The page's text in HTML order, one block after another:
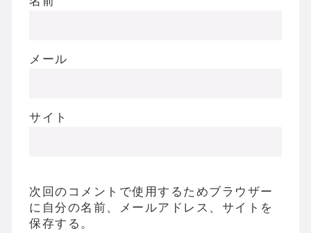
メール
サイト
次回のコメントで使用するためブラウザー
に自分の名前、メールアドレス、サイトを
保存する。